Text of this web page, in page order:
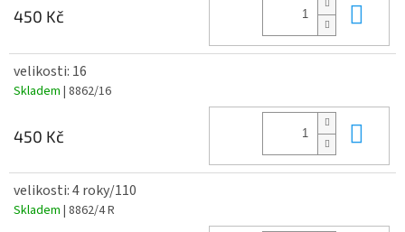
450 Kč
velikosti: 16
Skladem | 8862/16
450 Kč
velikosti: 4 roky/110
Skladem | 8862/4 R